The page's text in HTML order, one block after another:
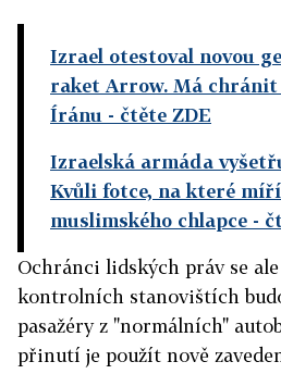
Izrael otestoval novou
raket Arrow. Má
Íránu - čtěte ZDE
Izraelská armáda
Kvůli fotce, na které
muslimského chlapce -
Ochránci lidských práv se
kontrolních stanovištích
pasažéry z "normálních"
přinutí je použít nově